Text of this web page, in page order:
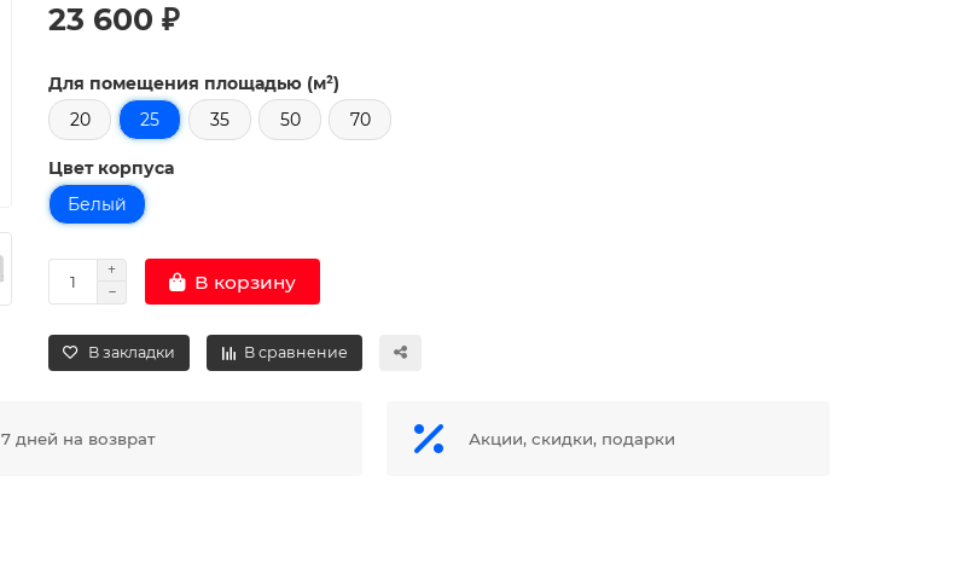
23 600 ₽
Для помещения площадью (м²)
20
25 35 50 70
Цвет корпуса
Белый
В корзину
В закладки В сравнение
7 дней на возврат Акции, скидки, подарки